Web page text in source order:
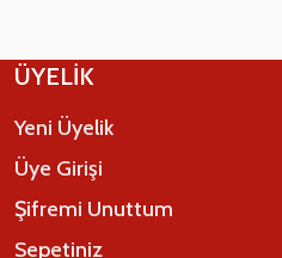
ÜYELİK
Yeni Üyelik
Üye Girişi
Şifremi Unuttum
Sepetiniz